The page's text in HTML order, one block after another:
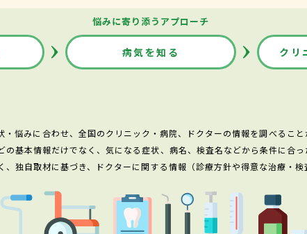
悩みに寄り添うアプローチ
病気を知る クリ
・悩みに合わせ、全国のクリニック・病院、ドクターの情報を調べること
基本情報だけでなく、気になる症状、病名、検査名などから条件に合
、独自取材に基づき、ドクターに関する情報（診療方針や得意な治療・検